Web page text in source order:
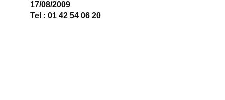
17/08/2009
Tel : 01 42 54 06 20